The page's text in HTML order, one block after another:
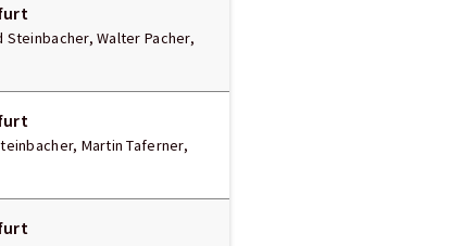
Walter Pacher,
Martin Taferner,